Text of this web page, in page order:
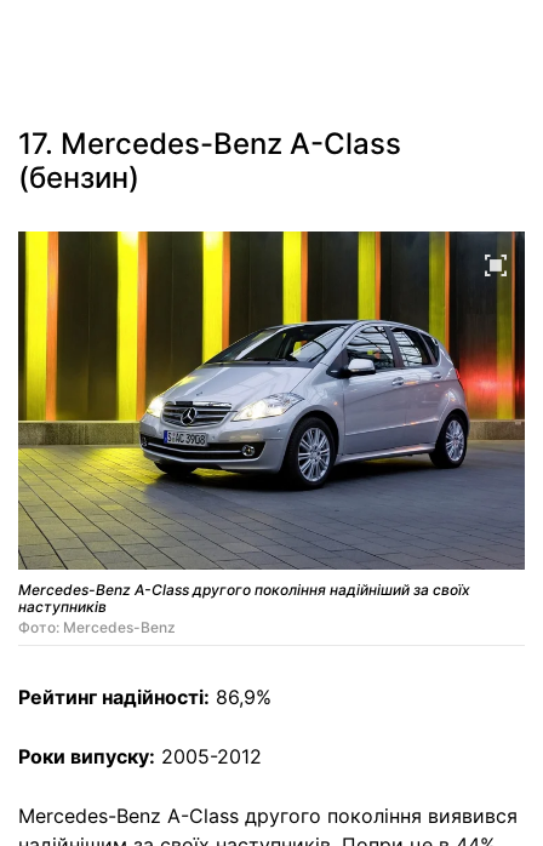
17. Mercedes-Benz A-Class
(бензин)
Mercedes-Benz A-Class другого покоління надійніший за своїх
наступників
Фото: Mercedes-Benz
Рейтинг надійності: 86,9%
Роки випуску: 2005-2012
Mercedes-Benz A-Class другого покоління виявився